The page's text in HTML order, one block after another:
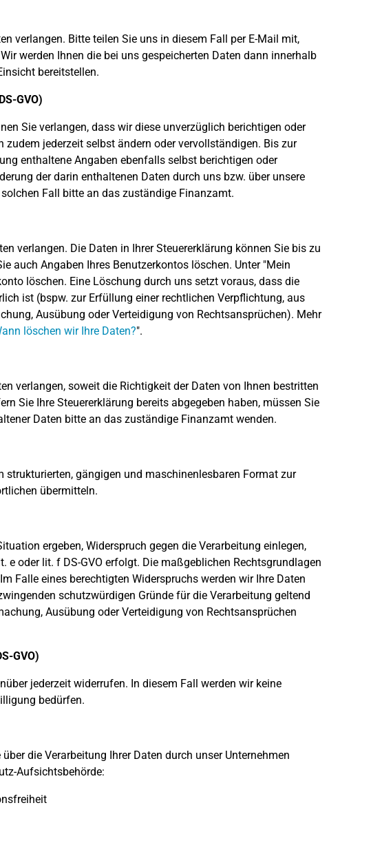
verlangen. Bitte teilen Sie uns in diesem Fall per E-Mail mit,
werden Ihnen die bei uns gespeicherten Daten dann innerhalb
bereitstellen.
GVO)
Sie verlangen, dass wir diese unverzüglich berichtigen oder
jederzeit selbst ändern oder vervollständigen. Bis zur
enthaltene Angaben ebenfalls selbst berichtigen oder
der darin enthaltenen Daten durch uns bzw. über unsere
Fall bitte an das zuständige Finanzamt.
verlangen. Die Daten in Ihrer Steuererklärung können Sie bis zu
auch Angaben Ihres Benutzerkontos löschen. Unter "Mein
löschen. Eine Löschung durch uns setzt voraus, dass die
ist (bspw. zur Erfüllung einer rechtlichen Verpflichtung, aus
Ausübung oder Verteidigung von Rechtsansprüchen). Mehr
löschen wir Ihre Daten?".
verlangen, soweit die Richtigkeit der Daten von Ihnen bestritten
Sie Ihre Steuererklärung bereits abgegeben haben, müssen Sie
Daten bitte an das zuständige Finanzamt wenden.
strukturierten, gängigen und maschinenlesbaren Format zur
übermitteln.
ergeben, Widerspruch gegen die Verarbeitung einlegen,
oder lit. f DS-GVO erfolgt. Die maßgeblichen Rechtsgrundlagen
Falle eines berechtigten Widerspruchs werden wir Ihre Daten
schutzwürdigen Gründe für die Verarbeitung geltend
Ausübung oder Verteidigung von Rechtsansprüchen
GVO)
jederzeit widerrufen. In diesem Fall werden wir keine
bedürfen.
die Verarbeitung Ihrer Daten durch unser Unternehmen
Aufsichtsbehörde: